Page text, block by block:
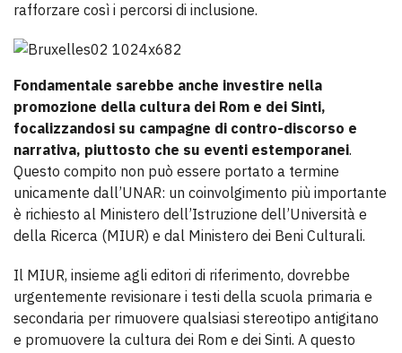
rafforzare così i percorsi di inclusione.
Fondamentale sarebbe anche investire nella
promozione della cultura dei Rom e dei Sinti,
focalizzandosi su campagne di contro-discorso e
narrativa, piuttosto che su eventi estemporanei.
Questo compito non può essere portato a termine
unicamente dall’UNAR: un coinvolgimento più importante
è richiesto al Ministero dell’Istruzione dell’Università e
della Ricerca (MIUR) e dal Ministero dei Beni Culturali.
Il MIUR, insieme agli editori di riferimento, dovrebbe
urgentemente revisionare i testi della scuola primaria e
secondaria per rimuovere qualsiasi stereotipo antigitano
e promuovere la cultura dei Rom e dei Sinti. A questo